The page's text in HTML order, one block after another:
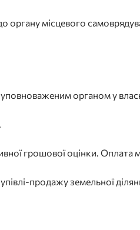
органу місцевого
органом у
грошової оцінки.
продажу земельної